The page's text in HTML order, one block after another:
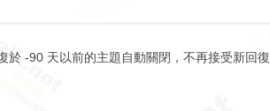
於 -90 天以前的主題自動關閉，不再接受新回復